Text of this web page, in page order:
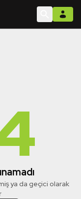
ya da geçici olarak